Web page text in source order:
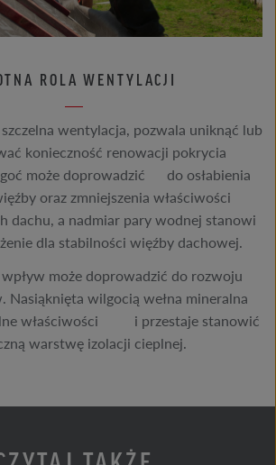
ROLA WENTYLACJI
wentylacja, pozwala uniknąć lub
konieczność renowacji pokrycia
może doprowadzić do osłabienia
oraz zmniejszenia właściwości
dachu, a nadmiar pary wodnej stanowi
dla stabilności więźby dachowej.
może doprowadzić do rozwoju
Nasiąknięta wilgocią wełna mineralna
właściwości i przestaje stanowić
warstwę izolacji cieplnej.